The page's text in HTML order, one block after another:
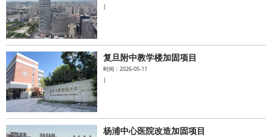
|
复旦附中教学楼加固项目
时间：2026-05-11
|
杨浦中心医院改造加固项目